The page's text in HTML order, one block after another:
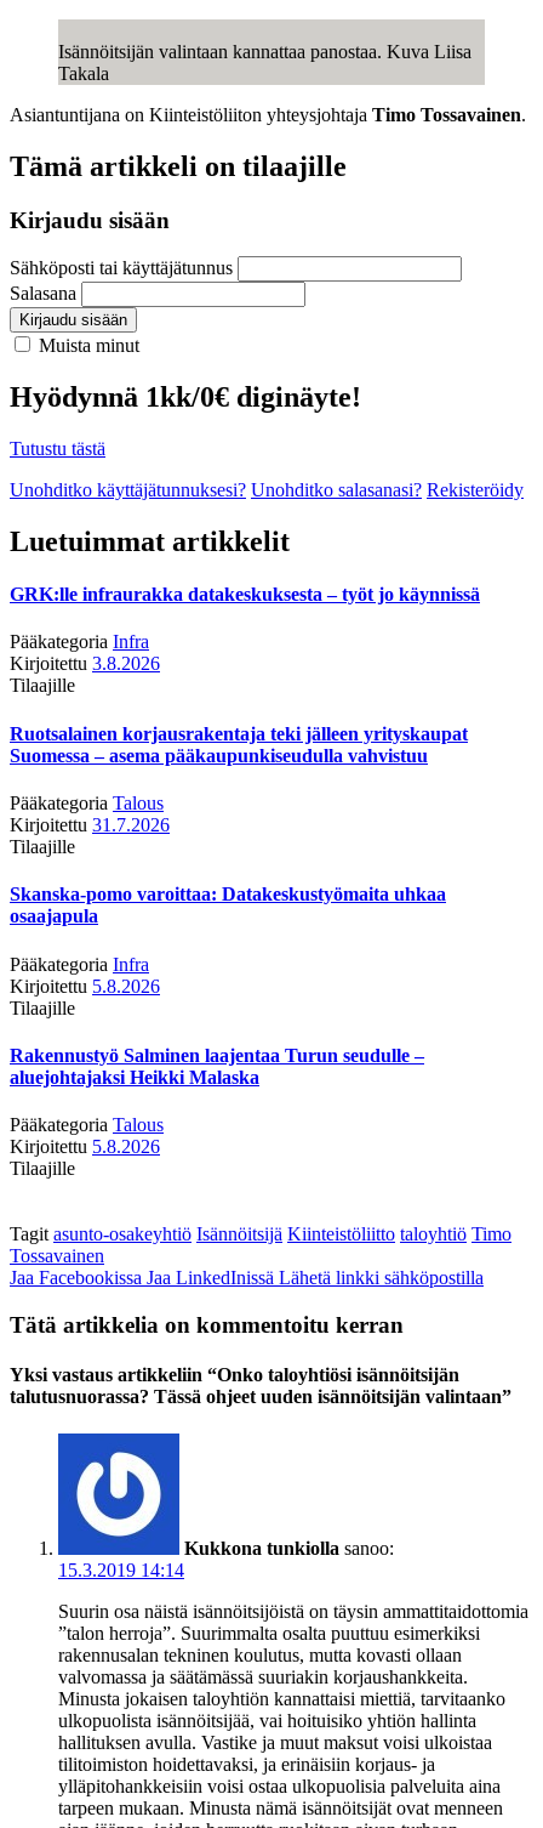
Isännöitsijän valintaan kannattaa panostaa. Kuva Liisa
Takala
Asiantuntijana on Kiinteistöliiton yhteysjohtaja Timo Tossavainen.
Tämä artikkeli on tilaajille
Kirjaudu sisään
Sähköposti tai käyttäjätunnus
Salasana
Kirjaudu sisään
Muista minut
Hyödynnä 1kk/0€ diginäyte!
Tutustu tästä
Unohditko käyttäjätunnuksesi? Unohditko salasanasi? Rekisteröidy
Luetuimmat artikkelit
GRK:lle infraurakka datakeskuksesta – työt jo käynnissä
Pääkategoria Infra
Kirjoitettu 3.8.2026
Tilaajille
Ruotsalainen korjausrakentaja teki jälleen yrityskaupat
Suomessa – asema pääkaupunkiseudulla vahvistuu
Pääkategoria Talous
Kirjoitettu 31.7.2026
Tilaajille
Skanska-pomo varoittaa: Datakeskustyömaita uhkaa
osaajapula
Pääkategoria Infra
Kirjoitettu 5.8.2026
Tilaajille
Rakennustyö Salminen laajentaa Turun seudulle –
aluejohtajaksi Heikki Malaska
Pääkategoria Talous
Kirjoitettu 5.8.2026
Tilaajille
Tagit asunto-osakeyhtiö Isännöitsijä Kiinteistöliitto taloyhtiö Timo
Tossavainen
Jaa Facebookissa Jaa LinkedInissä Lähetä linkki sähköpostilla
Tätä artikkelia on kommentoitu kerran
Yksi vastaus artikkeliin “Onko taloyhtiösi isännöitsijän
talutusnuorassa? Tässä ohjeet uuden isännöitsijän valintaan”
Kukkona tunkiolla sanoo:
15.3.2019 14:14
Suurin osa näistä isännöitsijöistä on täysin ammattitaidottomia
”talon herroja”. Suurimmalta osalta puuttuu esimerkiksi
rakennusalan tekninen koulutus, mutta kovasti ollaan
valvomassa ja säätämässä suuriakin korjaushankkeita.
Minusta jokaisen taloyhtiön kannattaisi miettiä, tarvitaanko
ulkopuolista isännöitsijää, vai hoituisiko yhtiön hallinta
hallituksen avulla. Vastike ja muut maksut voisi ulkoistaa
tilitoimiston hoidettavaksi, ja erinäisiin korjaus- ja
ylläpitohankkeisiin voisi ostaa ulkopuolisia palveluita aina
tarpeen mukaan. Minusta nämä isännöitsijät ovat menneen